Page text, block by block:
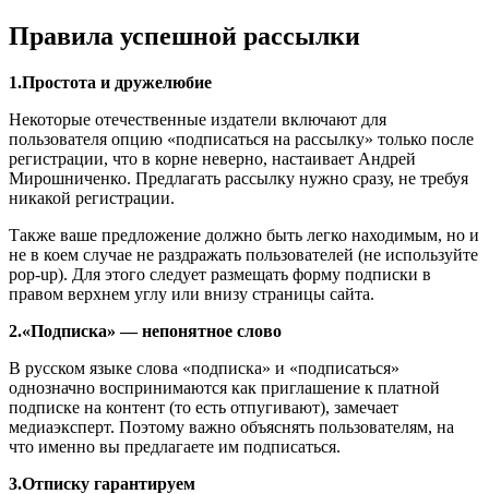
Правила успешной рассылки
1.Простота и дружелюбие
Некоторые отечественные издатели включают для
пользователя опцию «подписаться на рассылку» только после
регистрации, что в корне неверно, настаивает Андрей
Мирошниченко. Предлагать рассылку нужно сразу, не требуя
никакой регистрации.
Также ваше предложение должно быть легко находимым, но и
не в коем случае не раздражать пользователей (не используйте
pop-up). Для этого следует размещать форму подписки в
правом верхнем углу или внизу страницы сайта.
2.«Подписка» — непонятное слово
В русском языке слова «подписка» и «подписаться»
однозначно воспринимаются как приглашение к платной
подписке на контент (то есть отпугивают), замечает
медиаэксперт. Поэтому важно объяснять пользователям, на
что именно вы предлагаете им подписаться.
3.Отписку гарантируем